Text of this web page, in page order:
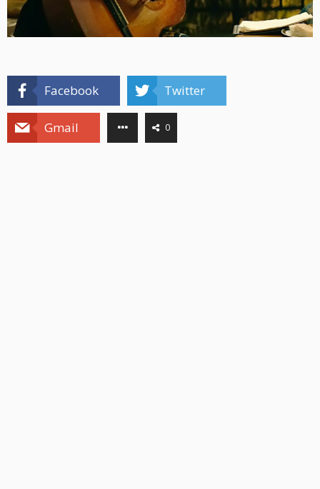
Facebook Twitter
Gmail 0